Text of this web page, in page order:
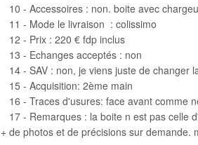
10 - Accessoires : non. boite avec
11 - Mode le livraison : colissimo
12 - Prix : 220 € fdp inclus
13 - Echanges acceptés : non
14 - SAV : non, je viens juste de changer
15 - Acquisition: 2ème main
16 - Traces d'usures: face avant comme
17 - Remarques : la boite n est pas celle
+ de photos et de précisions sur demande.